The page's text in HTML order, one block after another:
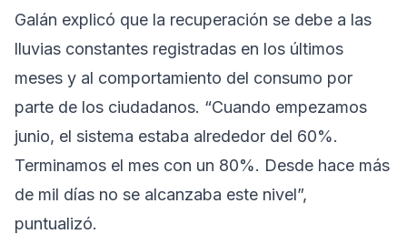
Galán explicó que la recuperación se debe a las
lluvias constantes registradas en los últimos
meses y al comportamiento del consumo por
parte de los ciudadanos. “Cuando empezamos
junio, el sistema estaba alrededor del 60%.
Terminamos el mes con un 80%. Desde hace más
de mil días no se alcanzaba este nivel”,
puntualizó.